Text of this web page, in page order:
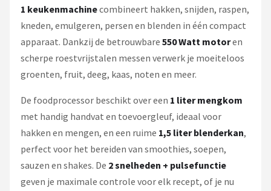
1 keukenmachinecombineert hakken, snijden, raspen,
kneden, emulgeren, persen en blenden in één compact
apparaat. Dankzij de betrouwbare 550 Watt motoren
scherpe roestvrijstalen messen verwerk je moeiteloos
groenten, fruit, deeg, kaas, noten en meer.
De foodprocessor beschikt over een 1 liter mengkom
met handig handvat en toevoergleuf, ideaal voor
hakken en mengen, en een ruime 1,5 liter blenderkan,
perfect voor het bereiden van smoothies, soepen,
sauzen en shakes. De 2 snelheden + pulsefunctie
geven je maximale controle voor elk recept, of je nu